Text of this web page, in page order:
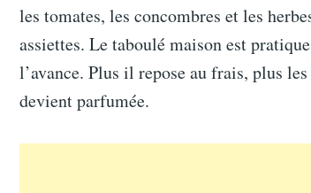
les tomates, les concombres et les
assiettes. Le taboulé maison est
l’avance. Plus il repose au frais, plus
devient parfumée.